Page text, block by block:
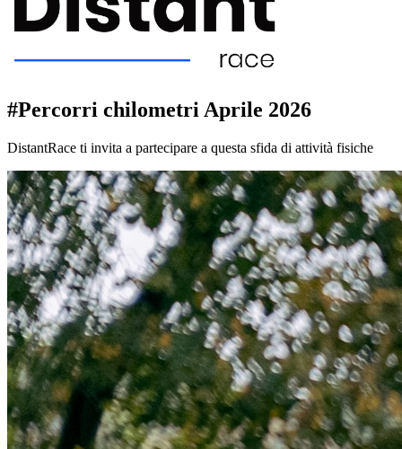
#Percorri chilometri Aprile 2026
DistantRace ti invita a partecipare a questa sfida di attività fisiche